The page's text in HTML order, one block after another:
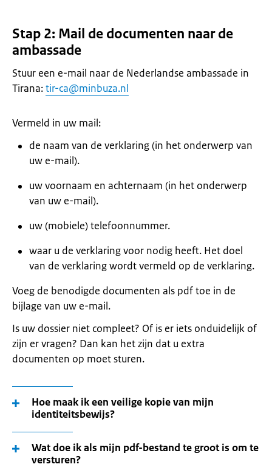
Stap 2: Mail de documenten naar de
ambassade
Stuur een e-mail naar de Nederlandse ambassade in
Tirana:tir-ca@minbuza.nl
Vermeld in uw mail:
de naam van de verklaring (in het onderwerp van
uw e-mail).
uw voornaam en achternaam (in het onderwerp
van uw e-mail).
uw (mobiele) telefoonnummer.
waar u de verklaring voor nodig heeft. Het doel
van de verklaring wordt vermeld op de verklaring.
Voeg de benodigde documenten als pdf toe in de
bijlage van uw e-mail.
Is uw dossier niet compleet? Of is er iets onduidelijk of
zijn er vragen? Dan kan het zijn dat u extra
documenten op moet sturen.
Hoe maak ik een veilige kopie van mijn
identiteitsbewijs?
Wat doe ik als mijn pdf-bestand te groot is om te
versturen?